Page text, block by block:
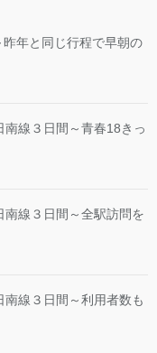
年と同じ行程で早朝の
線３日間～青春18きっ
線３日間～全駅訪問を
線３日間～利用者数も